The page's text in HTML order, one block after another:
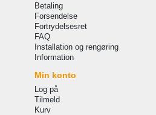
Betaling
Forsendelse
Fortrydelsesret
FAQ
Installation og rengøring
Information
Min konto
Log på
Tilmeld
Kurv